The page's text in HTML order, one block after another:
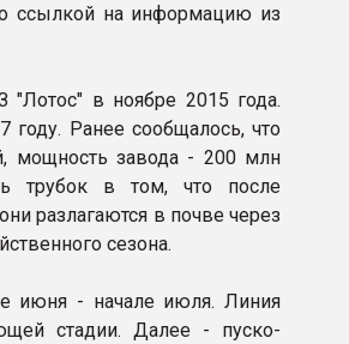
ссылкой на информацию из
"Лотос" в ноябре 2015 года.
году. Ранее сообщалось, что
мощность завода - 200 млн
трубок в том, что после
разлагаются в почве через
сезона.
июня - начале июля. Линия
стадии. Далее - пуско-